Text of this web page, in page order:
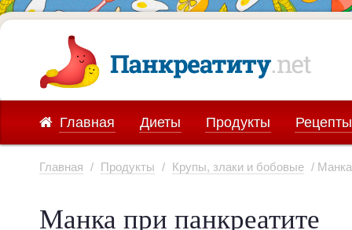
Главная Диеты Продукты Рецепты
Главная / Продукты / Крупы, злаки и бобовые / Манка
Манка при панкреатите